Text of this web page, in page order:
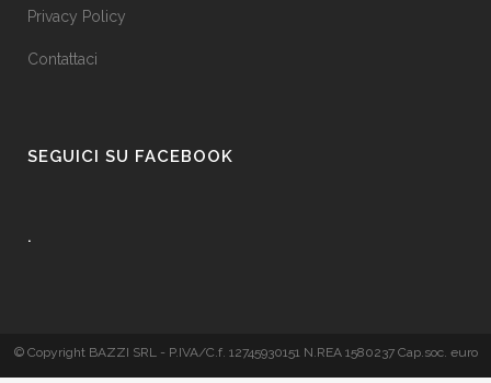
Privacy Policy
Contattaci
SEGUICI SU FACEBOOK
.
© Copyright BAZZI SRL - P.IVA/C.f. 12745930151 N.REA 1580237 Cap.soc. euro